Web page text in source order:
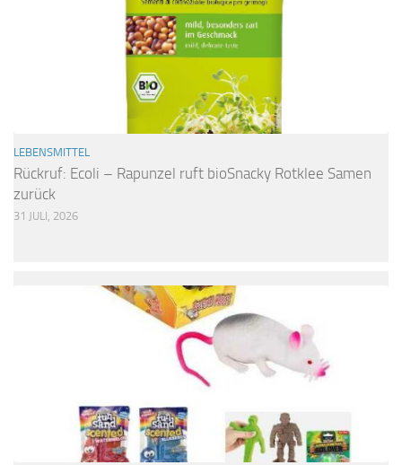
LEBENSMITTEL
Rückruf: Ecoli – Rapunzel ruft bioSnacky Rotklee Samen
zurück
31 JULI, 2026